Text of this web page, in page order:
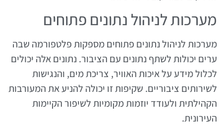
מערכות לניהול נתונים פתוחים
מערכות לניהול נתונים פתוחים מספקות פלטפורמה שבה
ערים יכולות לשתף נתונים עם הציבור. נתונים אלה יכולים
לכלול מידע על איכות האוויר, צריכת מים, והנגישות
לשירותים ציבוריים. שקיפות זו יכולה להניע את המעורבות
הקהילתית ולעודד יוזמות מקומיות לשיפור הקיימות
העירונית.